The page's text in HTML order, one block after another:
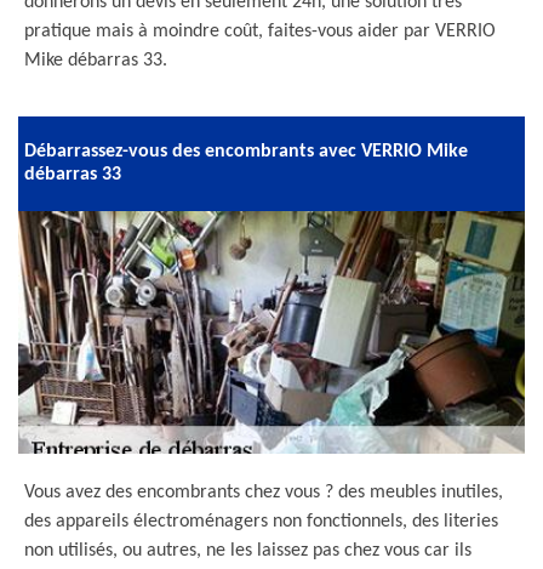
pratique mais à moindre coût, faites-vous aider par VERRIO
Mike débarras 33.
Débarrassez-vous des encombrants avec VERRIO Mike
débarras 33
Vous avez des encombrants chez vous ? des meubles inutiles,
des appareils électroménagers non fonctionnels, des literies
non utilisés, ou autres, ne les laissez pas chez vous car ils